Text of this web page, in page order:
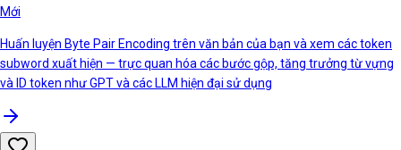
Mới
Huấn luyện Byte Pair Encoding trên văn bản của bạn và xem các token
subword xuất hiện — trực quan hóa các bước gộp, tăng trưởng từ vựng
và ID token như GPT và các LLM hiện đại sử dụng